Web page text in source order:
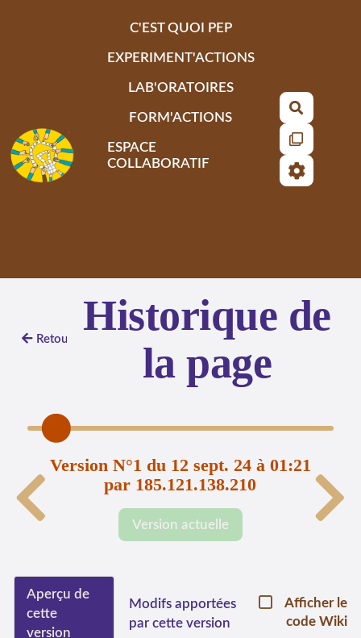
C'EST QUOI PEP
EXPERIMENT'ACTIONS
LAB'ORATOIRES
FORM'ACTIONS
ESPACE
COLLABORATIF
Retour
Historique de
la page
Version N°1 du 12 sept. 24 à 01:21
par 185.121.138.210
Version actuelle
Aperçu de
cette
version
Modifs apportées
par cette version
Afficher le
code Wiki